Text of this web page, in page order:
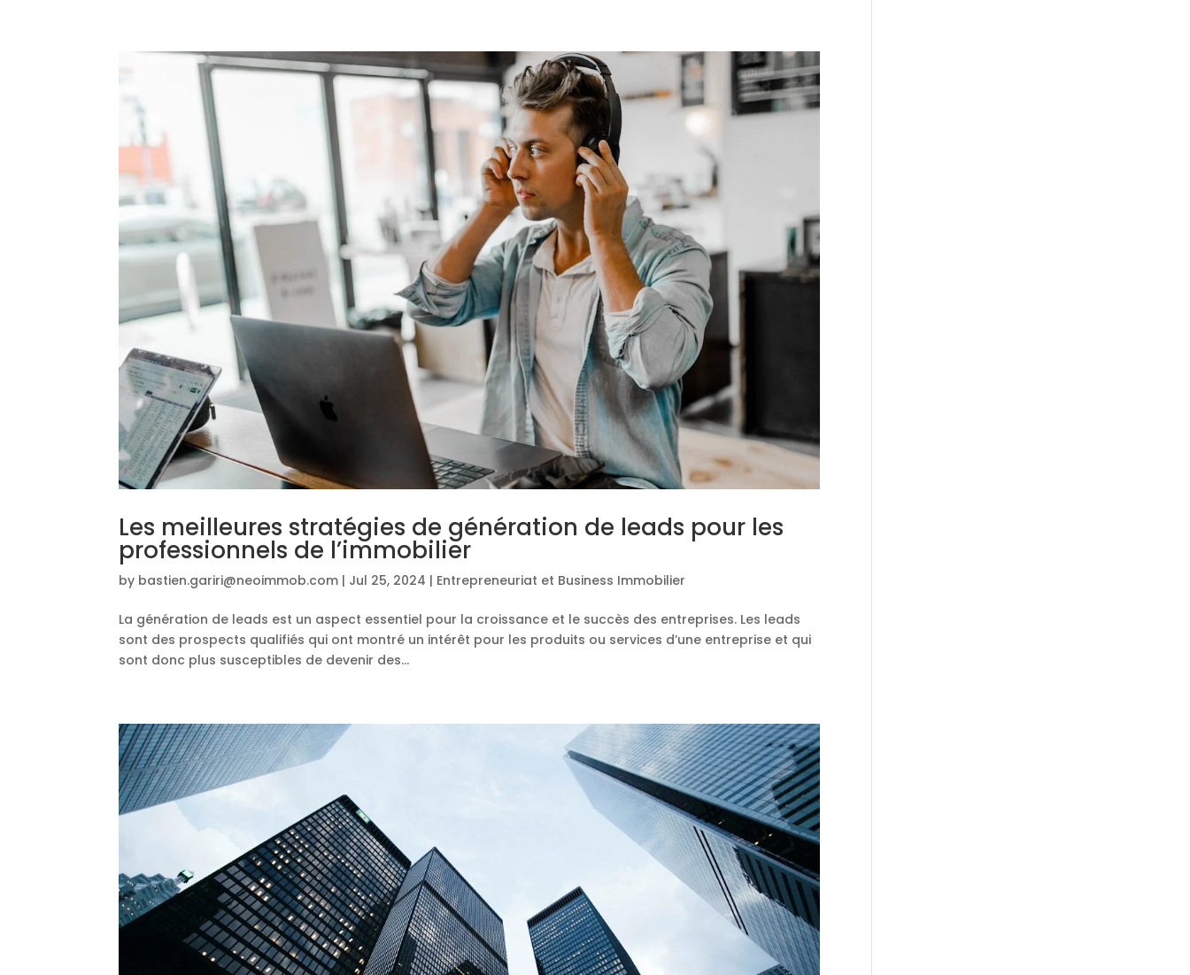
Les meilleures stratégies de génération de leads pour les
professionnels de l’immobilier
by bastien.gariri@neoimmob.com | Jul 25, 2024 | Entrepreneuriat et Business Immobilier
La génération de leads est un aspect essentiel pour la croissance et le succès des entreprises. Les leads
sont des prospects qualifiés qui ont montré un intérêt pour les produits ou services d’une entreprise et qui
sont donc plus susceptibles de devenir des...